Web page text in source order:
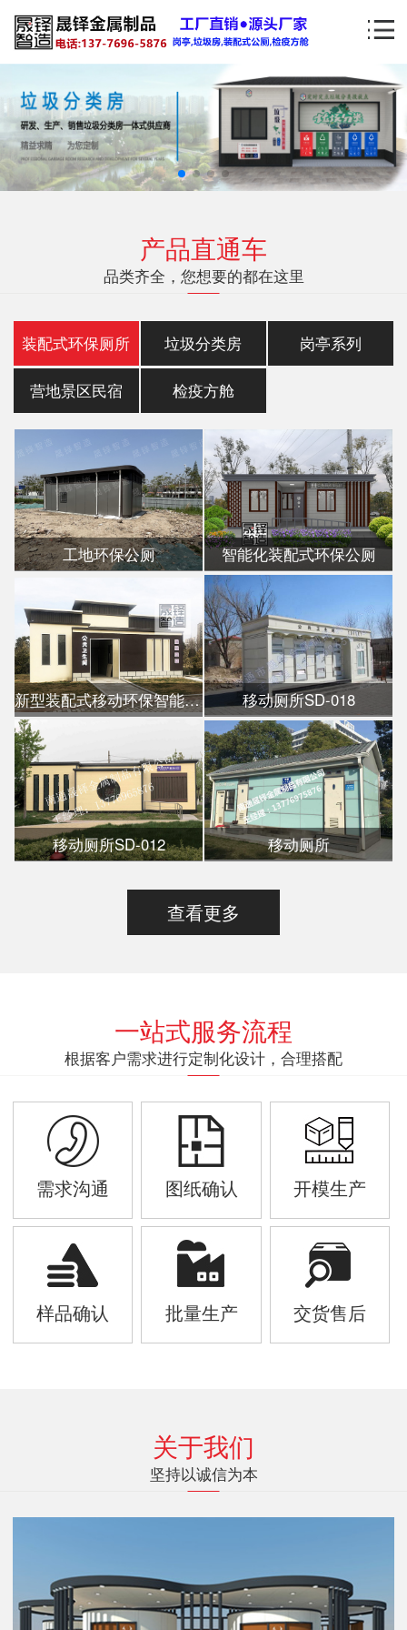
产品直通车
品类齐全，您想要的都在这里
装配式环保厕所 垃圾分类房 岗亭系列
营地景区民宿 检疫方舱
工地环保公厕 智能化装配式环保公厕
新型装配式移动环保智能公厕 移动厕所SD-018
移动厕所SD-012 移动厕所
查看更多
一站式服务流程
根据客户需求进行定制化设计，合理搭配
需求沟通 图纸确认 开模生产
样品确认 批量生产 交货售后
关于我们
坚持以诚信为本